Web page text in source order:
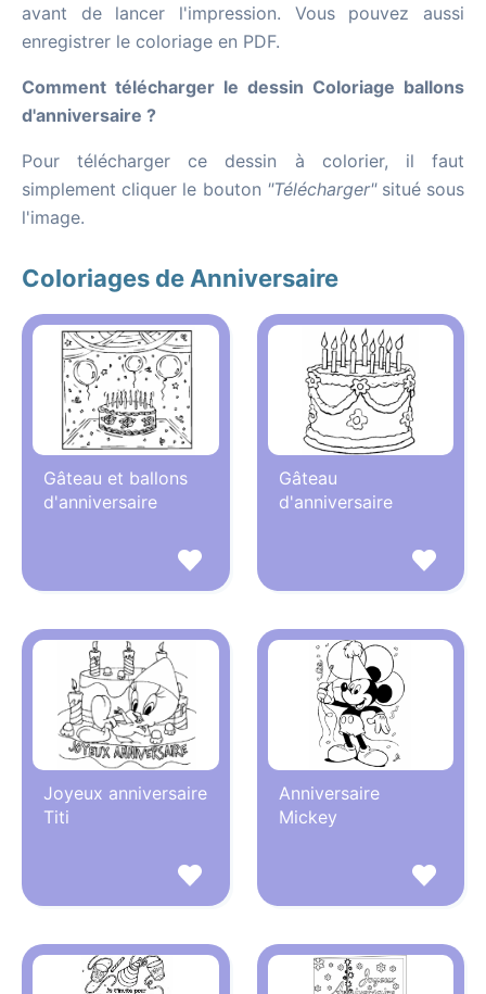
avant de lancer l'impression. Vous pouvez aussi
enregistrer le coloriage en PDF.
Comment télécharger le dessin Coloriage ballons
d'anniversaire ?
Pour télécharger ce dessin à colorier, il faut
simplement cliquer le bouton "Télécharger"situé sous
l'image.
Coloriages de Anniversaire
Gâteau et ballons
d'anniversaire
Gâteau
d'anniversaire
Joyeux anniversaire
Titi
Anniversaire
Mickey